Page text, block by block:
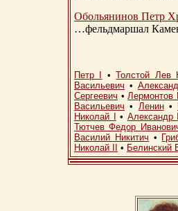
Обольянинов Петр
…фельдмаршал
Петр I •Толстой Лев
Васильевич •
Сергеевич •Лермонтов
Васильевич • Ленин•
Николай I
• Александр II
Тютчев Федор
Василий Никитич •
Николай II
• Белинский